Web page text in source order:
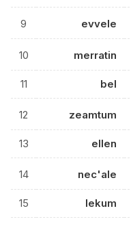
9 evvele
10 merratin
11 bel
12 zeamtum
13 ellen
14 nec'ale
15 lekum